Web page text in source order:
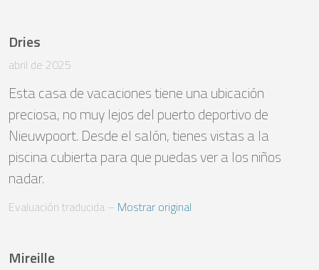
Dries
abril de 2025
Esta casa de vacaciones tiene una ubicación
preciosa, no muy lejos del puerto deportivo de
Nieuwpoort. Desde el salón, tienes vistas a la
piscina cubierta para que puedas ver a los niños
nadar.
Evaluación traducida – Mostrar original
Mireille